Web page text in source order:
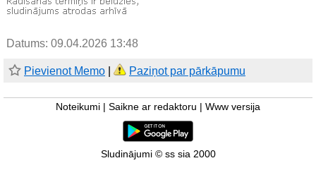
Datums: 09.04.2026 13:48
Pievienot Memo Paziņot par pārkāpumu
Noteikumi Saikne ar redaktoru Www versija
Sludinājumi © ss sia 2000